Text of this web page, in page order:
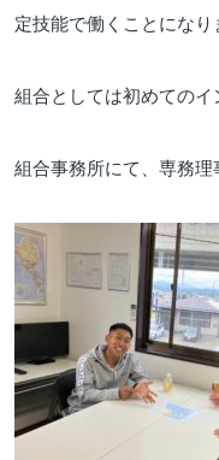
定技能で働くことになり
組合としては初めての
組合事務所にて、専務理